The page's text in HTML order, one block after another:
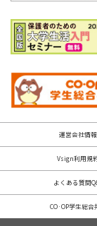
運営会社情報
Vsign利用規
よくある質問
CO·OP学生総合